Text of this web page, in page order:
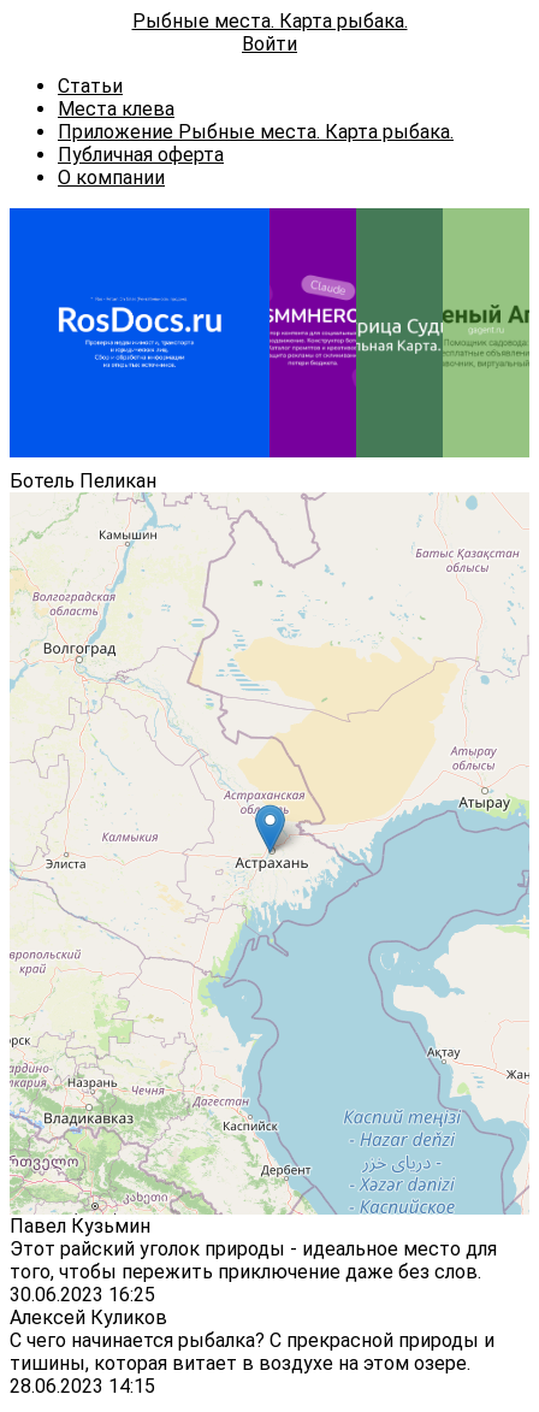
Рыбные места. Карта рыбака.
Войти
Статьи
Места клева
Приложение Рыбные места. Карта рыбака.
Публичная оферта
О компании
2VtzqxXgJ1P
Ботель Пеликан
Павел Кузьмин
Этот райский уголок природы - идеальное место для
того, чтобы пережить приключение даже без слов.
30.06.2023 16:25
Алексей Куликов
С чего начинается рыбалка? С прекрасной природы и
тишины, которая витает в воздухе на этом озере.
28.06.2023 14:15